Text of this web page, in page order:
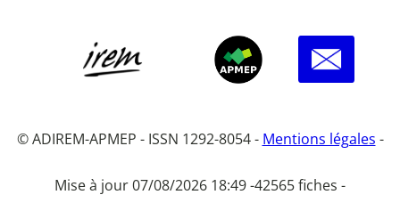
© ADIREM-APMEP - ISSN 1292-8054 - Mentions légales -
Mise à jour 07/08/2026 18:49 -42565 fiches -